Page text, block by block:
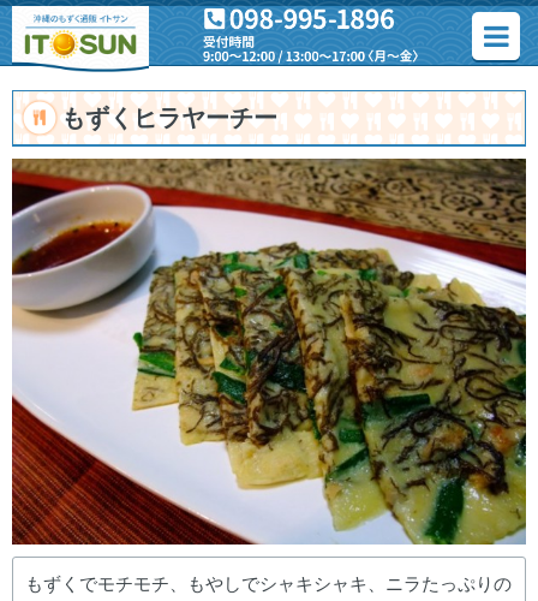
もずくヒラヤーチー
もずくでモチモチ、もやしでシャキシャキ、ニラたっぷりの